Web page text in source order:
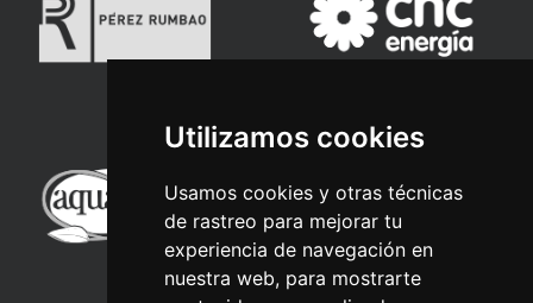
Utilizamos cookies
Usamos cookies y otras técnicas
de rastreo para mejorar tu
experiencia de navegación en
nuestra web, para mostrarte